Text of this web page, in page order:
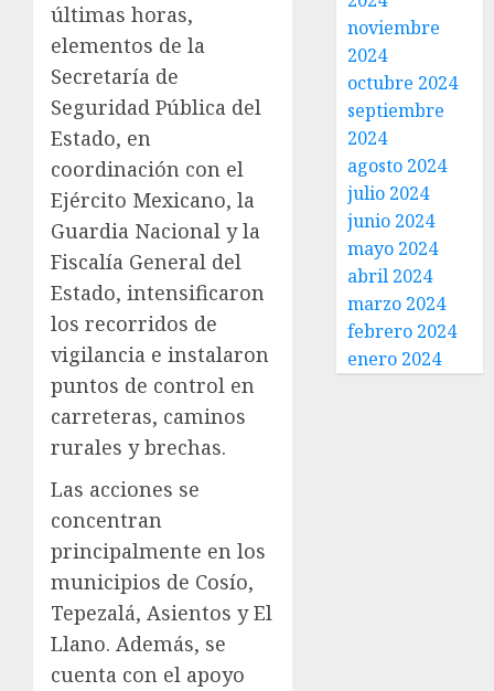
últimas horas,
elementos de la
Secretaría de
Seguridad Pública del
Estado, en
coordinación con el
Ejército Mexicano, la
Guardia Nacional y la
Fiscalía General del
Estado, intensificaron
los recorridos de
vigilancia e instalaron
puntos de control en
carreteras, caminos
rurales y brechas.
Las acciones se
concentran
principalmente en los
municipios de Cosío,
Tepezalá, Asientos y El
Llano. Además, se
cuenta con el apoyo
noviembre
2024
octubre 2024
septiembre
2024
agosto 2024
julio 2024
junio 2024
mayo 2024
abril 2024
marzo 2024
febrero 2024
enero 2024